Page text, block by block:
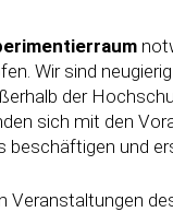
Wir sind
der
sich mit den
beschäftigen und
Veranstaltungen